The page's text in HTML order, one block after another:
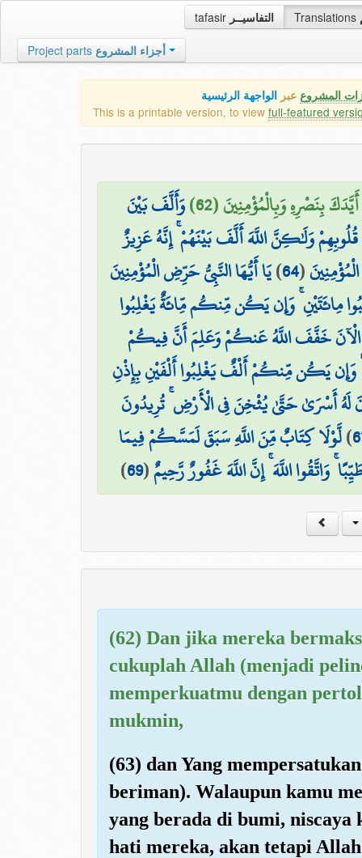
tafasir التفاسيــر Translations
Project parts أجزاء المشروع
المشروع عبر الواجهة الرئيسية
This is a printable version, to view full-featured
بِنَصْرِهِ وَبِالْمُؤْمِنِينَ (62)
وَأَلَّفَ بَيْنَ
وَلَٰكِنَّ اللَّهَ أَلَّفَ بَيْنَهُمْ ۚ إِنَّهُ عَزِيزٌ
(
64
)يَا أَيُّهَا النَّبِيُّ حَرِّضِ الْمُؤْمِنِينَ
مِائَتَيْنِ ۚ وَإِن يَكُن مِّنكُم مِّائَةٌ يَغْلِبُوا
الْآنَ خَفَّفَ اللَّهُ عَنكُمْ وَعَلِمَ أَنَّ فِيكُمْ
يَكُن مِّنكُمْ أَلْفٌ يَغْلِبُوا أَلْفَيْنِ بِإِذْنِ
لَهُ أَسْرَىٰ حَتَّىٰ يُثْخِنَ فِي الْأَرْضِ ۚ تُرِيدُونَ
)لَّوْلَا كِتَابٌ مِّنَ اللَّهِ سَبَقَ لَمَسَّكُمْ فِيمَا
وَاتَّقُوا اللَّهَ ۚ إِنَّ اللَّهَ غَفُورٌ رَّحِيمٌ(
69
)
(62) Dan jika mereka
cukuplah Allah (menjadi
memperkuatmu dengan
mukmin,
(63) dan Yang
beriman). Walaupun kamu
yang berada di bumi,
hati mereka, akan tetapi